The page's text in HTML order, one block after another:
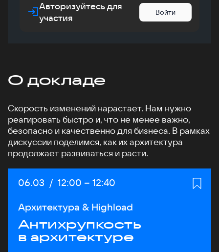
Авторизуйтесь для
участия
Войти
О докладе
Скорость изменений нарастает. Нам нужно
реагировать быстро и, что не менее важно,
безопасно и качественно для бизнеса. В рамках
дискуссии поделимся, как их архитектура
продолжает развиваться и расти.
Дата:
06.03 / Начало:
12:00 – Конец:
12:40
Архитектура & Highload
Антихрупкость
в архитектуре